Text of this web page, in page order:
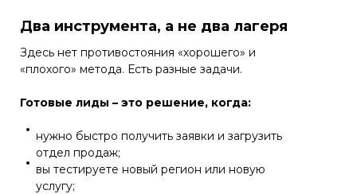
Здесь нет противостояния «хорошего» и
«плохого» метода. Есть разные задачи.
Готовые лиды – это решение, когда:
нужно быстро получить заявки и загрузить
отдел продаж;
вы тестируете новый регион или новую
услугу;
Два инструмента, а не два лагеря